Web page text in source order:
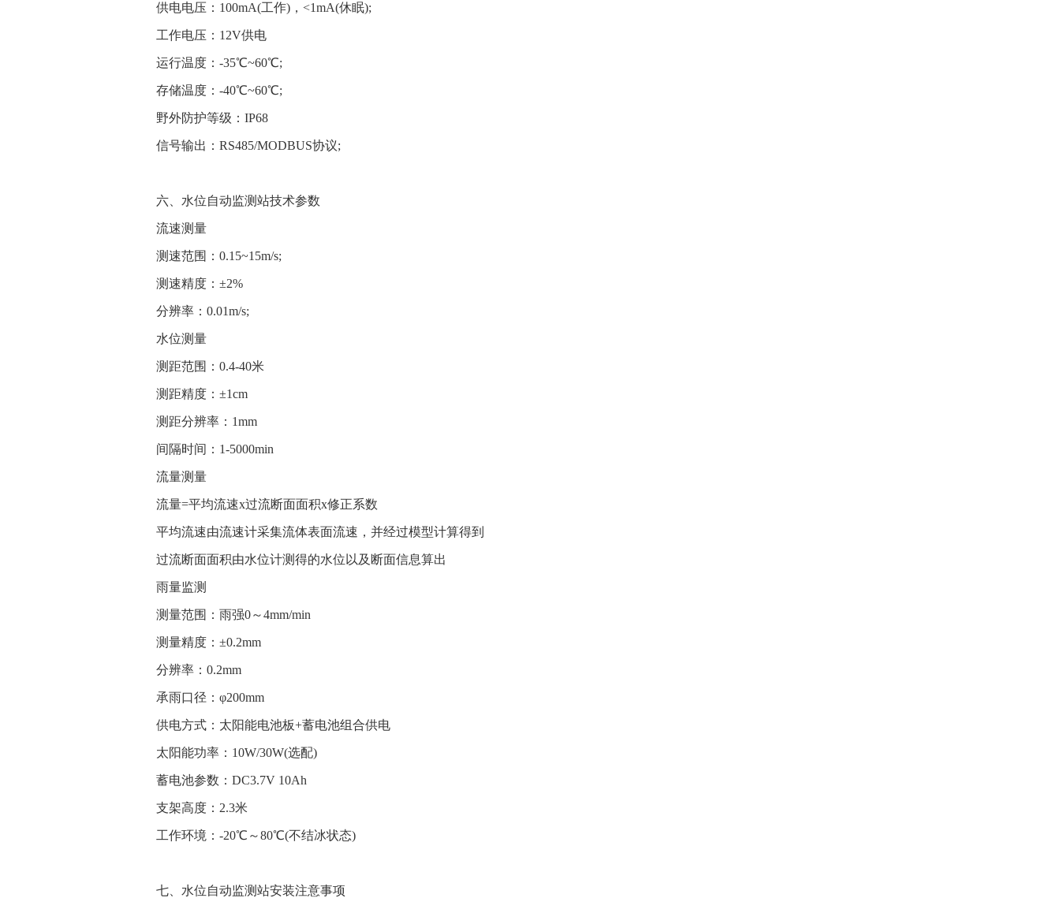
供电电压：100mA(工作)，<1mA(休眠);
工作电压：12V供电
运行温度：-35℃~60℃;
存储温度：-40℃~60℃;
野外防护等级：IP68
信号输出：RS485/MODBUS协议;
六、水位自动监测站技术参数
流速测量
测速范围：0.15~15m/s;
测速精度：±2%
分辨率：0.01m/s;
水位测量
测距范围：0.4-40米
测距精度：±1cm
测距分辨率：1mm
间隔时间：1-5000min
流量测量
流量=平均流速x过流断面面积x修正系数
平均流速由流速计采集流体表面流速，并经过模型计算得到
过流断面面积由水位计测得的水位以及断面信息算出
雨量监测
测量范围：雨强0～4mm/min
测量精度：±0.2mm
分辨率：0.2mm
承雨口径：φ200mm
供电方式：太阳能电池板+蓄电池组合供电
太阳能功率：10W/30W(选配)
蓄电池参数：DC3.7V 10Ah
支架高度：2.3米
工作环境：-20℃～80℃(不结冰状态)
七、水位自动监测站安装注意事项